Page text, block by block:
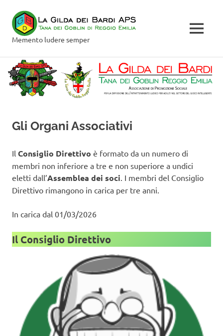
contenuto
dei
Bardi
Memento ludere semper
MENU
Gli Organi Associativi
Il Consiglio Direttivo è formato da un numero di
membri non inferiore a tre e non superiore a undici
eletti dall’Assemblea dei soci. I membri del Consiglio
Direttivo rimangono in carica per tre anni.
In carica dal 01/03/2026
Il Consiglio Direttivo